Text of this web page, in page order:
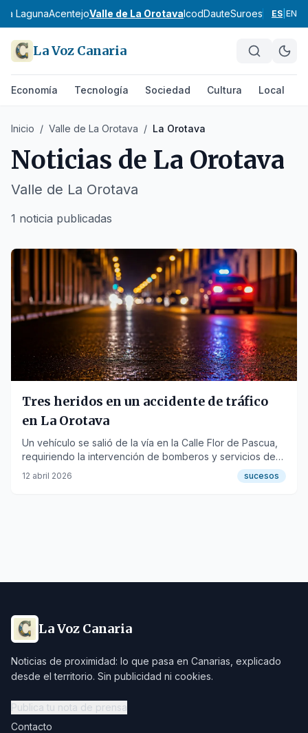
LagunaAcentejoValle de La OrotavaIcodDauteSuroeste de
ES EN
La Voz Canaria
Economía Tecnología Sociedad Cultura Local
Inicio / Valle de La Orotava / La Orotava
Noticias de La Orotava
Valle de La Orotava
1 noticia publicadas
Tres heridos en un accidente de tráfico
en La Orotava
Un vehículo se salió de la vía en la Calle Flor de Pascua,
requiriendo la intervención de bomberos y servicios de
emergencia.
12 abril 2026 sucesos
La Voz Canaria
Noticias de proximidad: lo que pasa en Canarias, explicado
desde el territorio. Sin publicidad ni cookies.
Publica tu nota de prensa
Contacto